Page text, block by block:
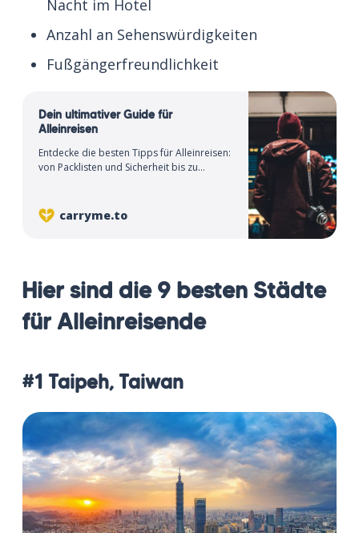
Nacht im Hotel
Anzahl an Sehenswürdigkeiten
Fußgängerfreundlichkeit
Dein ultimativer Guide für
Alleinreisen
Entdecke die besten Tipps für Alleinreisen:
von Packlisten und Sicherheit bis zu
carryme.to
Hier sind die 9 besten Städte
für Alleinreisende
#1 Taipeh, Taiwan